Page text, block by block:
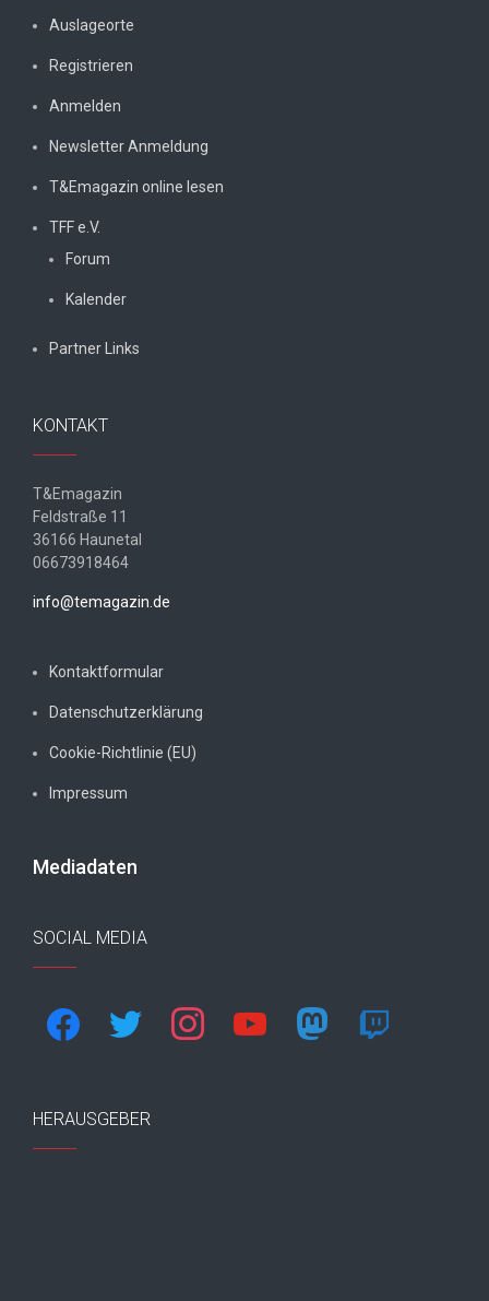
Auslageorte
Registrieren
Anmelden
Newsletter Anmeldung
T&Emagazin online lesen
TFF e.V.
Forum
Kalender
Partner Links
KONTAKT
T&Emagazin
Feldstraße 11
36166 Haunetal
06673918464
info@temagazin.de
Kontaktformular
Datenschutzerklärung
Cookie-Richtlinie (EU)
Impressum
Mediadaten
SOCIAL MEDIA
facebook twitter instagram youtube mastodon twitch
HERAUSGEBER